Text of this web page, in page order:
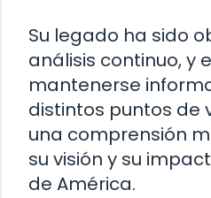
Su legado ha sido
análisis continuo, y
mantenerse
distintos puntos de
una comprensión
su visión y su
de América.